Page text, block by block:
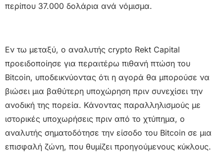
περίπου 37.000 δολάρια ανά νόμισμα.
Εν τω μεταξύ, ο αναλυτής crypto Rekt Capital
προειδοποίησε για περαιτέρω πιθανή πτώση του
Bitcoin, υποδεικνύοντας ότι η αγορά θα μπορούσε να
βιώσει μια βαθύτερη υποχώρηση πριν συνεχίσει την
ανοδική της πορεία. Κάνοντας παραλληλισμούς με
ιστορικές υποχωρήσεις πριν από το χτύπημα, ο
αναλυτής σηματοδότησε την είσοδο του Bitcoin σε μια
επισφαλή ζώνη, που θυμίζει προηγούμενους κύκλους.